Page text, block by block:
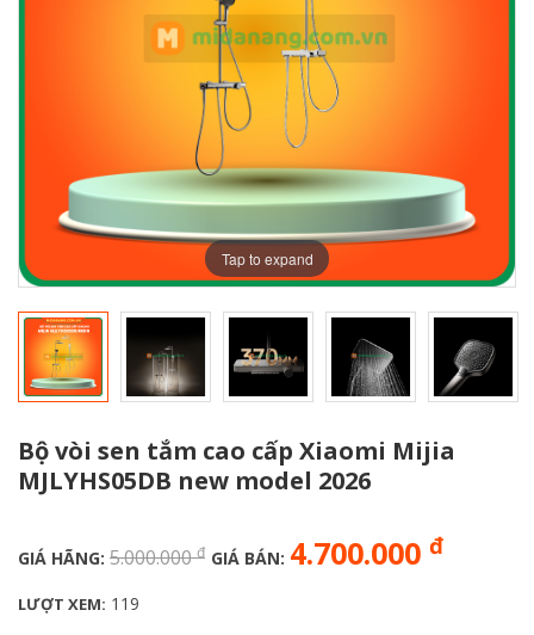
Tap to expand
Bộ vòi sen tắm cao cấp Xiaomi Mijia
MJLYHS05DB new model 2026
GIÁ HÃNG: 5.000.000đ GIÁ BÁN: 4.700.000 đ
LƯỢT XEM: 119